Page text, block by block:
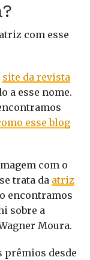
com esse
site da revista
a esse nome.
esse blog
com o
trata da atriz
encontramos
sobre a
Moura.
prêmios desde